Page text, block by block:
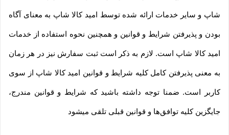
شاپ و سایر خدمات ارائه شده توسط امید کالا شاپ به معنای آگاه
بودن و پذیرفتن شرایط و قوانین و همچنین نحوه استفاده از خدمات
امید کالا شاپ است. لازم به ذکر است ثبت سفارش نیز در هر زمان
به معنی پذیرفتن کامل کلیه شرایط و قوانین امید کالا شاپ از سوی
کاربر است. ضمنا توجه داشته باشید که شرایط و قوانین مندرج،
جایگزین کلیه توافق‏‌ها و قوانین قبلی تلقی میشود